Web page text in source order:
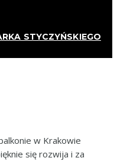
STYCZYŃSKIEGO
w Krakowie
się rozwija i za